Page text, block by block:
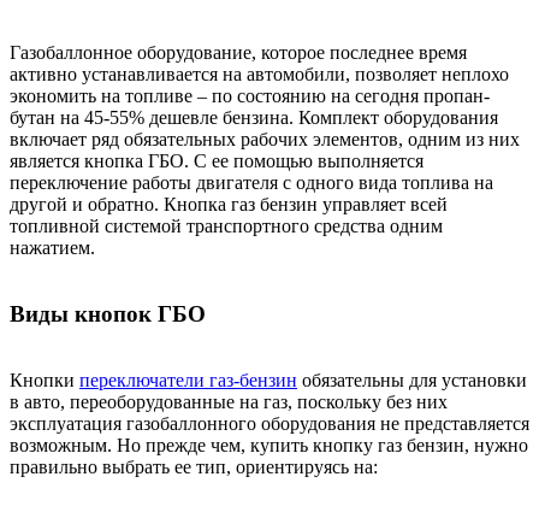
Газобаллонное оборудование, которое последнее время
активно устанавливается на автомобили, позволяет неплохо
экономить на топливе – по состоянию на сегодня пропан-
бутан на 45-55% дешевле бензина. Комплект оборудования
включает ряд обязательных рабочих элементов, одним из них
является кнопка ГБО. С ее помощью выполняется
переключение работы двигателя с одного вида топлива на
другой и обратно. Кнопка газ бензин управляет всей
топливной системой транспортного средства одним
нажатием.
Виды кнопок ГБО
Кнопки переключатели газ-бензин обязательны для установки
в авто, переоборудованные на газ, поскольку без них
эксплуатация газобаллонного оборудования не представляется
возможным. Но прежде чем, купить кнопку газ бензин, нужно
правильно выбрать ее тип, ориентируясь на: